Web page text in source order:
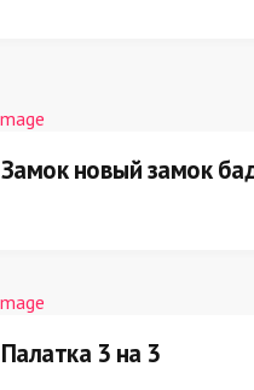
Замок новый замок
Палатка 3 на 3